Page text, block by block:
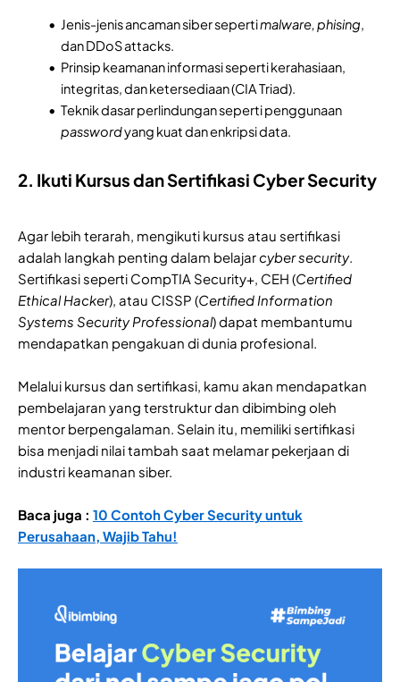
Jenis-jenis ancaman siber sepertimalware, phising,
dan DDoS attacks.
Prinsip keamanan informasi seperti kerahasiaan,
integritas, dan ketersediaan (CIA Triad).
Teknik dasar perlindungan seperti penggunaan
passwordyang kuat dan enkripsi data.
2. Ikuti Kursus dan Sertifikasi Cyber Security
Agar lebih terarah, mengikuti kursus atau sertifikasi
adalah langkah penting dalam belajarcyber security.
Sertifikasi seperti CompTIA Security+, CEH (Certified
Ethical Hacker), atau CISSP (Certified Information
Systems Security Professional) dapat membantumu
mendapatkan pengakuan di dunia profesional.
Melalui kursus dan sertifikasi, kamu akan mendapatkan
pembelajaran yang terstruktur dan dibimbing oleh
mentor berpengalaman. Selain itu, memiliki sertifikasi
bisa menjadi nilai tambah saat melamar pekerjaan di
industri keamanan siber.
Baca juga : 10 Contoh Cyber Security untuk
Perusahaan, Wajib Tahu!